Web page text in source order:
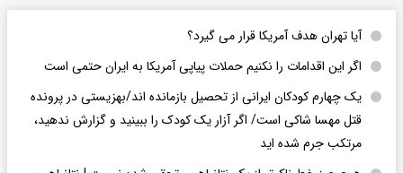
آیا تهران هدف آمریکا قرار می گیرد؟
اگر این اقدامات را نکنیم حملات پیاپی آمریکا به ایران حتمی است
یک چهارم کودکان ایرانی از تحصیل بازمانده اند/بهزیستی در پرونده
قتل مهسا شاکی است/ اگر آزار یک کودک را ببینید و گزارش ندهید،
مرتکب جرم شده اید